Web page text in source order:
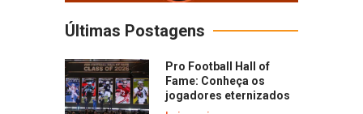
Últimas Postagens
Pro Football Hall of
Fame: Conheça os
jogadores eternizados